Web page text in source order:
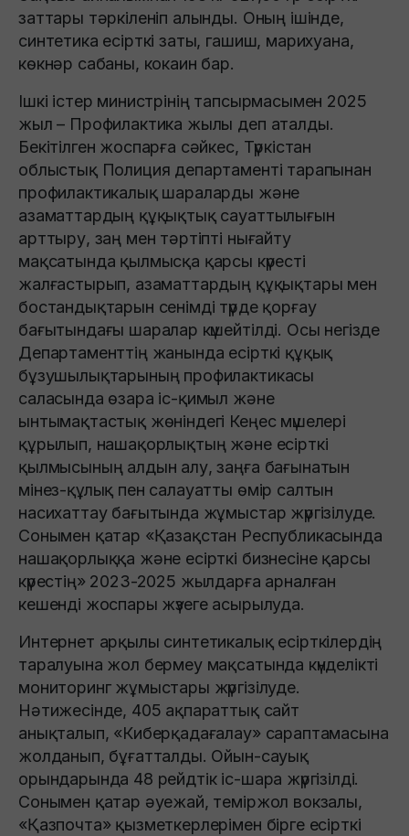
заттары тәркіленіп алынды. Оның ішінде,
синтетика есірткі заты, гашиш, марихуана,
көкнәр сабаны, кокаин бар.
Ішкі істер министрінің тапсырмасымен 2025
жыл – Профилактика жылы деп аталды.
Бекітілген жоспарға сәйкес, Түркістан
облыстық Полиция департаменті тарапынан
профилактикалық шараларды және
азаматтардың құқықтық сауаттылығын
арттыру, заң мен тәртіпті нығайту
мақсатында қылмысқа қарсы күресті
жалғастырып, азаматтардың құқықтары мен
бостандықтарын сенімді түрде қорғау
бағытындағы шаралар күшейтілді. Осы негізде
Департаменттің жанында есірткі құқық
бұзушылықтарының профилактикасы
саласында өзара іс-қимыл және
ынтымақтастық жөніндегі Кеңес мүшелері
құрылып, нашақорлықтың және есірткі
қылмысының алдын алу, заңға бағынатын
мінез-құлық пен салауатты өмір салтын
насихаттау бағытында жұмыстар жүргізілуде.
Сонымен қатар «Қазақстан Республикасында
нашақорлыққа және есірткі бизнесіне қарсы
күрестің» 2023-2025 жылдарға арналған
кешенді жоспары жүзеге асырылуда.
Интернет арқылы синтетикалық есірткілердің
таралуына жол бермеу мақсатында күнделікті
мониторинг жұмыстары жүргізілуде.
Нәтижесінде, 405 ақпараттық сайт
анықталып, «Киберқадағалау» сараптамасына
жолданып, бұғатталды. Ойын-сауық
орындарында 48 рейдтік іс-шара жүргізілді.
Сонымен қатар әуежай, теміржол вокзалы,
«Қазпочта» қызметкерлерімен бірге есірткі